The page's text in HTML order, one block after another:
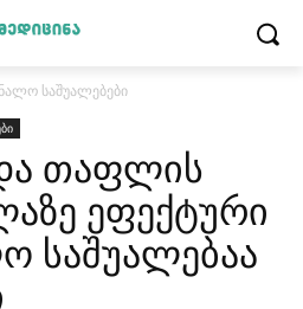
საშუალებები
თაფლის
ეფექტური
საშუალებაა